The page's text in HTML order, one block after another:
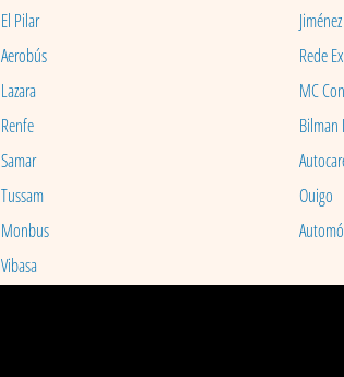
El Pilar
Aerobús
Rede
Lazara
MC
Renfe
Bilman
Samar
Tussam
Ouigo
Monbus
Vibasa